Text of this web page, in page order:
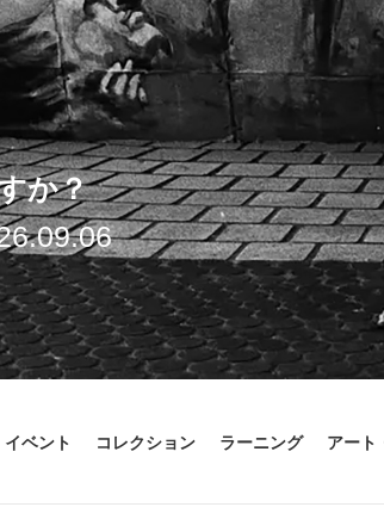
香 黄金の川
館
イベント コレクション ラーニング アート